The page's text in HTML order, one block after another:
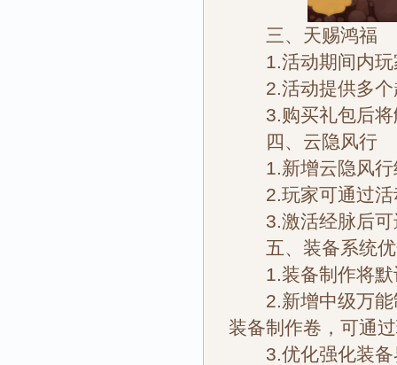
三、天赐鸿福
1.活动期间内玩
2.活动提供多个
3.购买礼包后将
四、云隐风行
1.新增云隐风行
2.玩家可通过活
3.激活经脉后可
五、装备系统优
1.装备制作将默
2.新增中级万能
装备制作卷，可通
3.优化强化装备